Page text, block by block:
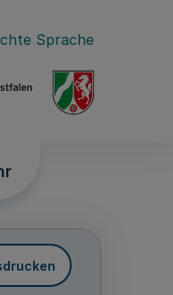
Sprache